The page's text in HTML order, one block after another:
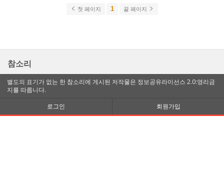
첫 페이지 1 끝 페이지
참소리
별도의 표기가 없는 한 참소리에 게시된 저작물은 정보공유라이선스 2.0:영리금
지를 따릅니다.
로그인
회원가입